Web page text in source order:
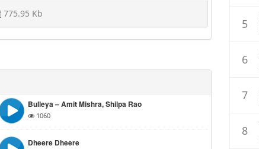
775.95 Kb
Bulleya – Amit Mishra, Shilpa Rao
1060
Dheere Dheere
5
6
7
8